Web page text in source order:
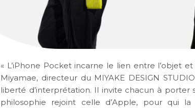
« L’iPhone Pocket incarne le lien entre l’objet
Miyamae, directeur du MIYAKE DESIGN
liberté d’interprétation. Il invite chacun à porter
philosophie rejoint celle d’Apple, pour qui la